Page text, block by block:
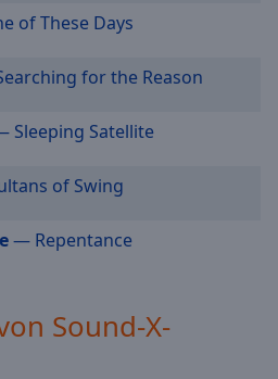
of These Days
for the Reason
Sleeping Satellite
of Swing
— Repentance
Sound-X-